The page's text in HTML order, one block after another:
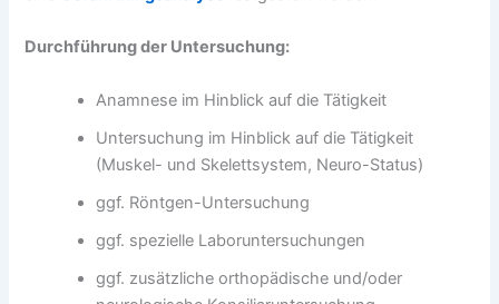
Durchführung der Untersuchung:
Anamnese im Hinblick auf die Tätigkeit
Untersuchung im Hinblick auf die Tätigkeit
(Muskel- und Skelettsystem, Neuro-Status)
ggf. Röntgen-Untersuchung
ggf. spezielle Laboruntersuchungen
ggf. zusätzliche orthopädische und/oder